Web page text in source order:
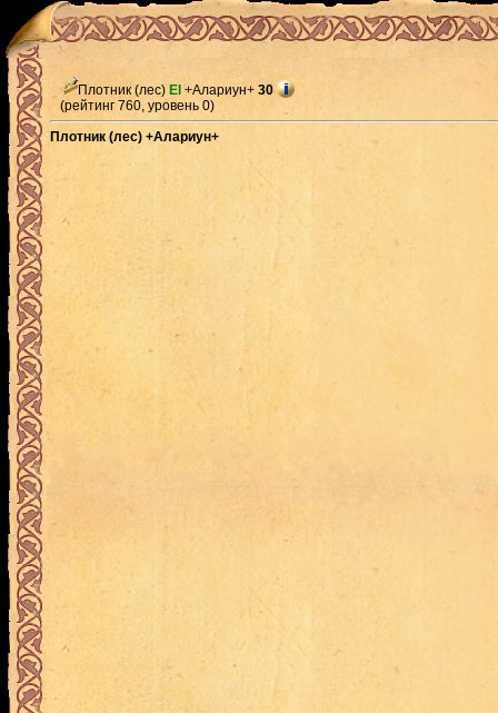
Плотник (лес) El +Алариун+ 30
(рейтинг 760, уровень 0)
Плотник (лес) +Алариун+